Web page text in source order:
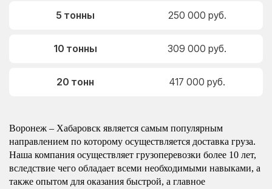
5 тонны 250 000 руб.
10 тонны 309 000 руб.
20 тонн 417 000 руб.
Воронеж – Хабаровск является самым популярным
направлением по которому осуществляется доставка груза.
Наша компания осуществляет грузоперевозки более 10 лет,
вследствие чего обладает всеми необходимыми навыками, а
также опытом для оказания быстрой, а главное